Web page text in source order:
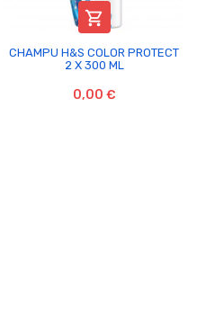

CHAMPU H&S COLOR PROTECT
2 X 300 ML
0,00 €